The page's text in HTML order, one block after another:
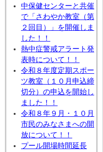
中保健センターと共催
で「さわやか教室（第
２回目）」を開催しま
した！！
熱中症警戒アラート発
表時について！！
令和８年度定期スポー
ツ教室（１０月申込締
切分）の申込を開始し
ました！！
令和８年９月・１０月
市民のみなさまへの開
放について！！
プール開場時間延長